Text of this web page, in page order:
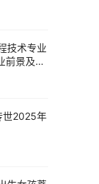
技术专业
前景及方
世2025年